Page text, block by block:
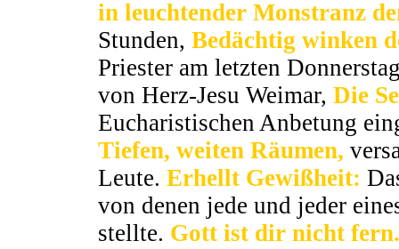
in leuchtender Monstranz
Stunden, Bedächtig winken
Priester am letzten
von Herz-Jesu Weimar, Die
Eucharistischen Anbetung
Tiefen, weiten Räumen,
Leute. Erhellt Gewißheit:
von denen jede und jeder
stellte. Gott ist dir nicht